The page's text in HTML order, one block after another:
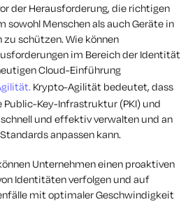
der Herausforderung, die richtigen
sowohl Menschen als auch Geräte in
schützen. Wie können
im Bereich der Identität
Cloud-Einführung
Krypto-Agilität bedeutet, dass
Public-Key-Infrastruktur (PKI) und
und effektiv verwalten und an
anpassen kann.
Unternehmen einen proaktiven
Identitäten verfolgen und auf
mit optimaler Geschwindigkeit